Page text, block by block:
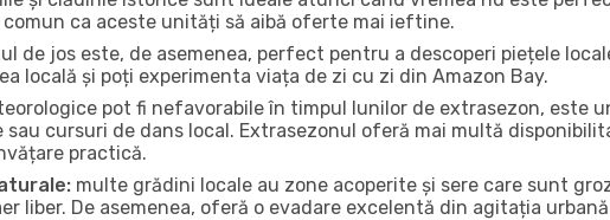
ca aceste unități să aibă oferte mai ieftine.
de jos este, de asemenea, perfect pentru a descoperi piețele
locală și poți experimenta viața de zi cu zi din Amazon Bay.
pot fi nefavorabile în timpul lunilor de extrasezon, este
cursuri de dans local. Extrasezonul oferă mai multă
practică.
multe grădini locale au zone acoperite și sere care sunt
liber. De asemenea, oferă o evadare excelentă din agitația